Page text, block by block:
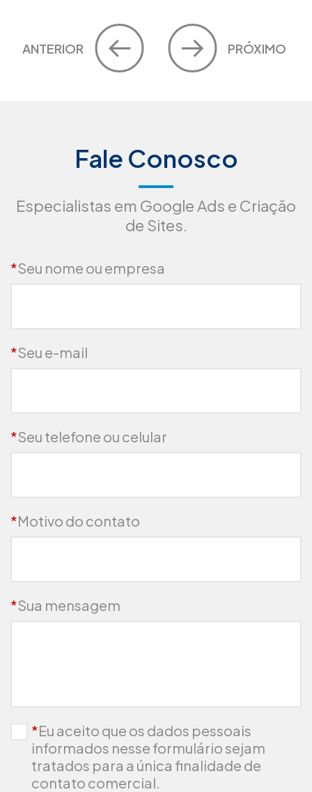
ANTERIOR PRÓXIMO
Fale Conosco
Especialistas em Google Ads e Criação
de Sites.
*Seu nome ou empresa
*Seu e-mail
*Seu telefone ou celular
*Motivo do contato
*Sua mensagem
*Eu aceito que os dados pessoais
informados nesse formulário sejam
tratados para a única finalidade de
contato comercial.